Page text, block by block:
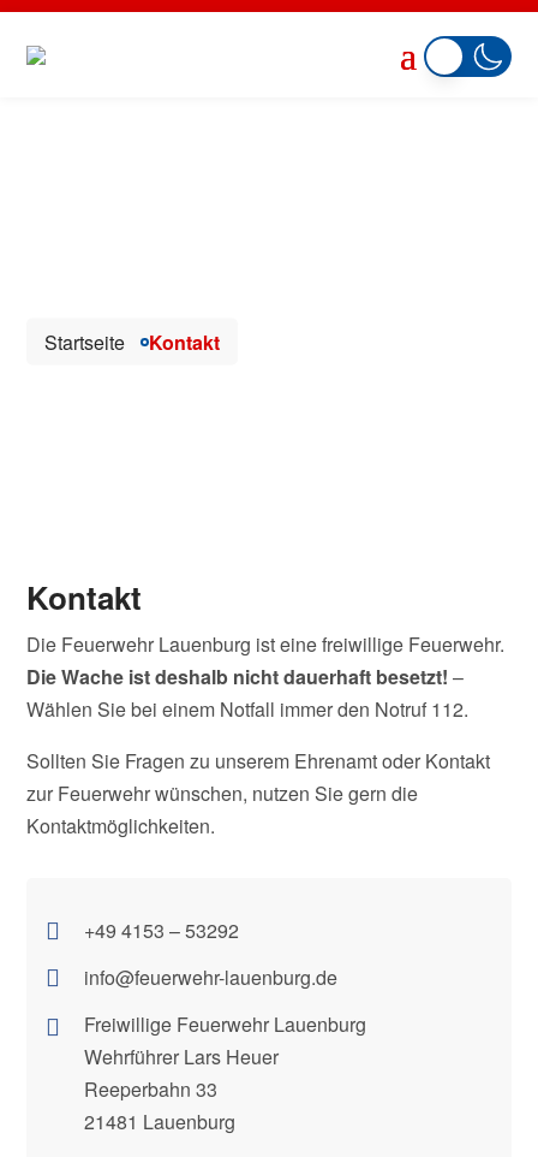
Startseite Kontakt
Kontakt
Die Feuerwehr Lauenburg ist eine freiwillige Feuerwehr.
Die Wache ist deshalb nicht dauerhaft besetzt! –
Wählen Sie bei einem Notfall immer den Notruf 112.
Sollten Sie Fragen zu unserem Ehrenamt oder Kontakt
zur Feuerwehr wünschen, nutzen Sie gern die
Kontaktmöglichkeiten.
 +49 4153 – 53292
 info@feuerwehr-lauenburg.de

Freiwillige Feuerwehr Lauenburg
Wehrführer Lars Heuer
Reeperbahn 33
21481 Lauenburg